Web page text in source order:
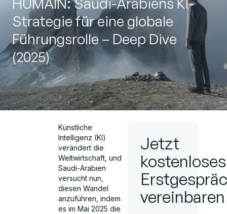
Strategie für eine globale
Führungsrolle – Deep Dive
(2025)
Künstliche
Intelligenz (KI)
verändert die
Weltwirtschaft, und
Saudi-Arabien
versucht nun,
diesen Wandel
anzuführen, indem
es im Mai 2025 die
Jetzt
kostenloses
vereinbaren